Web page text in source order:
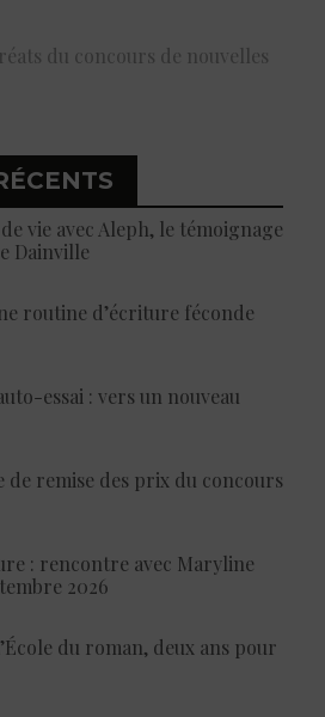
du concours de nouvelles
vie avec Aleph, le témoignage
Dainville
routine d’écriture féconde
essai : vers un nouveau
de remise des prix du concours
: rencontre avec Maryline
2026
du roman, deux ans pour